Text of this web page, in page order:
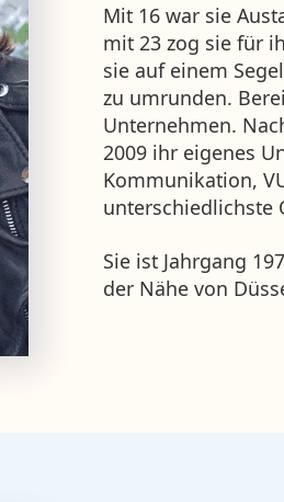
Mit 16 war sie
mit 23 zog sie für
sie auf einem
zu umrunden.
Unternehmen.
2009 ihr eigenes
Kommunikation,
unterschiedlichste
Sie ist Jahrgang
der Nähe von